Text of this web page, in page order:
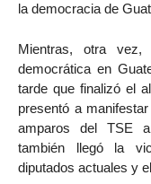
la democracia de
Mientras, otra
democrática en
tarde que finalizó el
presentó a
amparos del TSE
también llegó la
diputados actuales y